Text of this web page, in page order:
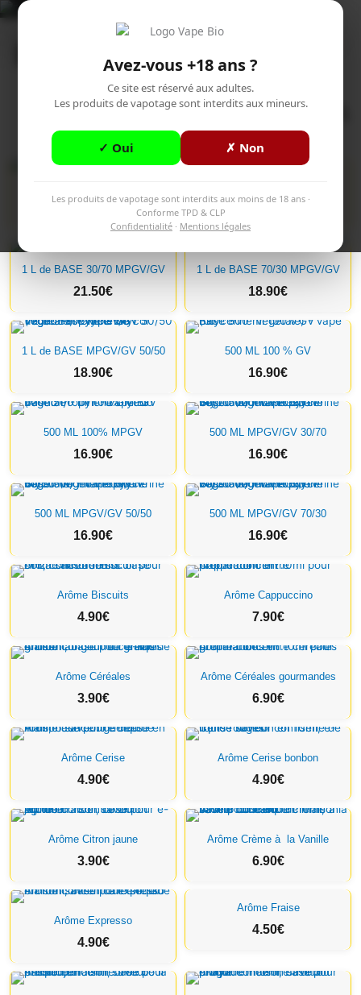
Avez-vous +18 ans ?
Ce site est réservé aux adultes.
Les produits de vapotage sont interdits aux mineurs.
✓ Oui ✗ Non
Les produits de vapotage sont interdits aux moins de 18 ans ·
Conforme TPD & CLP
Confidentialité · Mentions légales
Accueil
Aller
1 L de BASE 30/70 MPGV/GV
21.50€
1 L de BASE 70/30 MPGV/GV
18.90€
1 L de BASE MPGV/GV 50/50
18.90€
500 ML 100 % GV
16.90€
500 ML 100% MPGV
16.90€
500 ML MPGV/GV 30/70
16.90€
500 ML MPGV/GV 50/50
16.90€
500 ML MPGV/GV 70/30
16.90€
Arôme Biscuits
4.90€
Arôme Cappuccino
7.90€
Arôme Céréales
3.90€
Arôme Céréales gourmandes
6.90€
Arôme Cerise
4.90€
Arôme Cerise bonbon
4.90€
Arôme Citron jaune
3.90€
Arôme Crème à la Vanille
6.90€
Arôme Expresso
4.90€
Arôme Fraise
4.50€